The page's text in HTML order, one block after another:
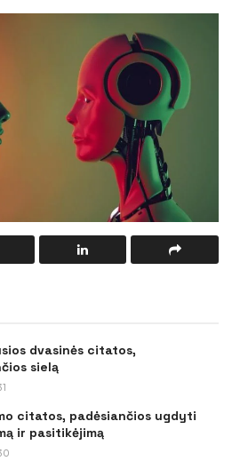
dvasinės citatos,
sielą
citatos, padėsiančios ugdyti
ir pasitikėjimą